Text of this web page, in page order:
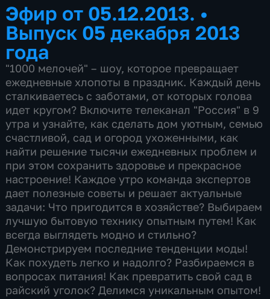
Эфир от 05.12.2013. •
Выпуск 05 декабря 2013
года
"1000 мелочей" – шоу, которое превращает
ежедневные хлопоты в праздник. Каждый день
сталкиваетесь с заботами, от которых голова
идет кругом? Включите телеканал "Россия" в 9
утра и узнайте, как сделать дом уютным, семью
счастливой, сад и огород ухоженными, как
найти решение тысячи ежедневных проблем и
при этом сохранить здоровье и прекрасное
настроение! Каждое утро команда экспертов
дает полезные советы и решает актуальные
задачи: Что пригодится в хозяйстве? Выбираем
лучшую бытовую технику опытным путем! Как
всегда выглядеть модно и стильно?
Демонстрируем последние тенденции моды!
Как похудеть легко и надолго? Разбираемся в
вопросах питания! Как превратить свой сад в
райский уголок? Делимся уникальным опытом!